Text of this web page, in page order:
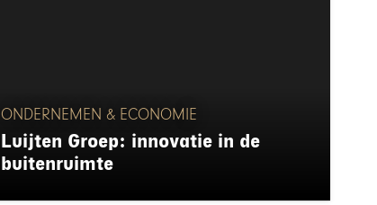
ONDERNEMEN & ECONOMIE
Luijten Groep: innovatie in de
buitenruimte